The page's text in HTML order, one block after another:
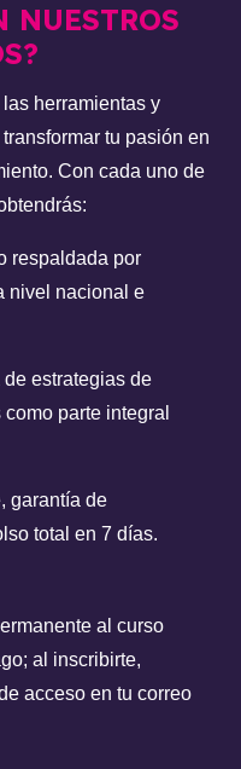
NUESTROS
herramientas y
tu pasión en
Con cada uno de
respaldada por
nivel nacional e
estrategias de
parte integral
garantía de
total en 7 días.
al curso
al inscribirte,
acceso en tu correo